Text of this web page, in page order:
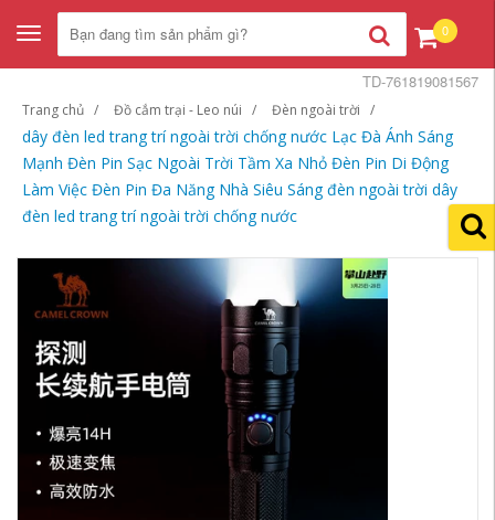
Toggle
navigation
0
Trang chủ Đồ cắm trại - Leo núi Đèn ngoài trời
dây đèn led trang trí ngoài trời chống nước Lạc Đà Ánh Sáng
Mạnh Đèn Pin Sạc Ngoài Trời Tầm Xa Nhỏ Đèn Pin Di Động
Làm Việc Đèn Pin Đa Năng Nhà Siêu Sáng đèn ngoài trời dây
đèn led trang trí ngoài trời chống nước
TD-761819081567